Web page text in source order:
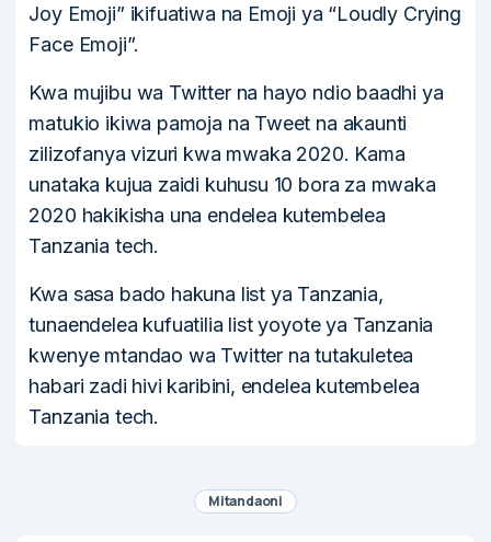
Joy Emoji” ikifuatiwa na Emoji ya “Loudly Crying
Face Emoji”.
Kwa mujibu wa Twitter na hayo ndio baadhi ya
matukio ikiwa pamoja na Tweet na akaunti
zilizofanya vizuri kwa mwaka 2020. Kama
unataka kujua zaidi kuhusu 10 bora za mwaka
2020 hakikisha una endelea kutembelea
Tanzania tech.
Kwa sasa bado hakuna list ya Tanzania,
tunaendelea kufuatilia list yoyote ya Tanzania
kwenye mtandao wa Twitter na tutakuletea
habari zadi hivi karibini, endelea kutembelea
Tanzania tech.
Mitandaoni